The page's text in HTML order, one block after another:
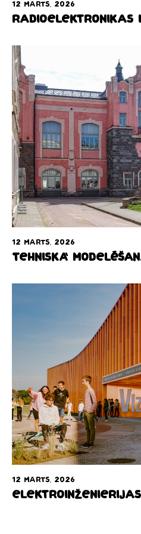
12 marts, 2026
12 marts, 2026
Tehniskā
12 marts, 2026